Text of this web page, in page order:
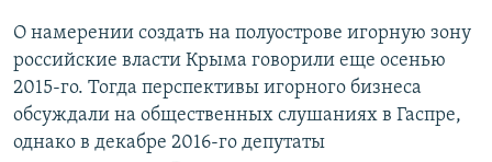
О намерении создать на полуострове игорную зону
российские власти Крыма говорили еще осенью
2015-го. Тогда перспективы игорного бизнеса
обсуждали на общественных слушаниях в Гаспре,
однако в декабре 2016-го депутаты